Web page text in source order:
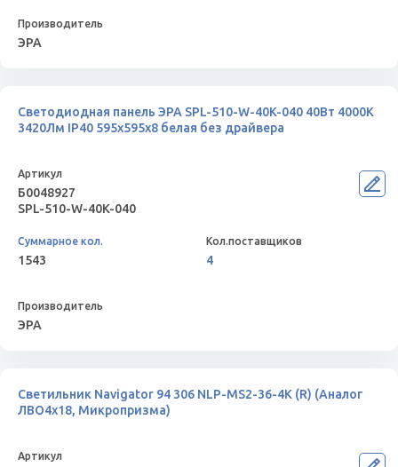
ЭРА
Светодиодная панель ЭРА SPL-510-W-40K-040 40Вт 4000К
3420Лм IP40 595x595x8 белая без драйвера
Б0048927
SPL-510-W-40K-040
1543 4
ЭРА
Светильник Navigator 94 306 NLP-MS2-36-4K (R) (Аналог
ЛВО4х18, Микропризма)